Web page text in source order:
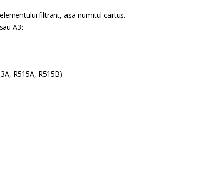
filtrant, așa-numitul cartuș.
A3:
R515A, R515B)